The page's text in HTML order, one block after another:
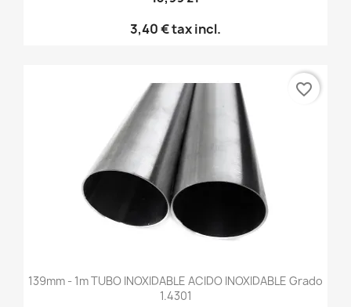
3,40 €tax incl.
139mm - 1m TUBO INOXIDABLE ACIDO INOXIDABLE Grado
1.4301
favorite_border